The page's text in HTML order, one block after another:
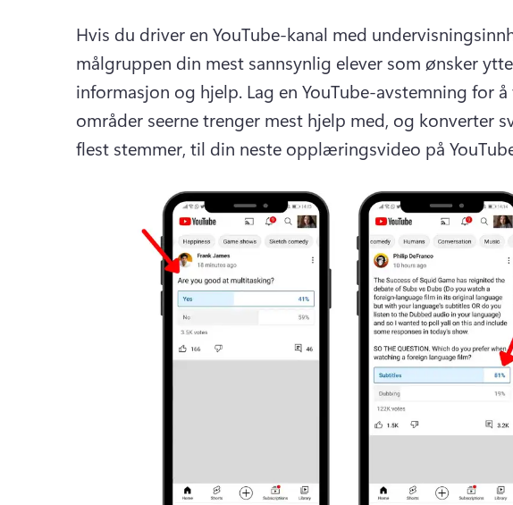
Hvis du driver en YouTube-kanal med
målgruppen din mest sannsynlig elever som ønsker
informasjon og hjelp. Lag en YouTube-avstemning for
områder seerne trenger mest hjelp med, og konverter
flest stemmer, til din neste opplæringsvideo på